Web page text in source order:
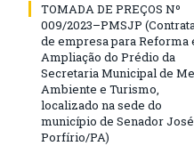
TOMADA DE PREÇOS Nº
009/2023–PMSJP
de empresa para Reforma
Ampliação do Prédio da
Secretaria Municipal de
Ambiente e Turismo,
localizado na sede do
município de Senador José
Porfírio/PA)